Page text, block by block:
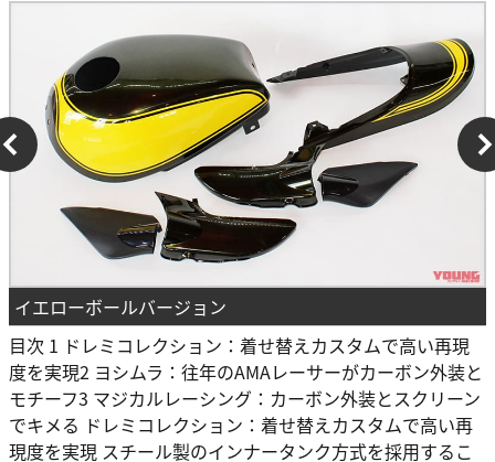
イエローボールバージョン
目次 1 ドレミコレクション：着せ替えカスタムで高い再現
度を実現2 ヨシムラ：往年のAMAレーサーがカーボン外装と
モチーフ3 マジカルレーシング：カーボン外装とスクリーン
でキメる ドレミコレクション：着せ替えカスタムで高い再
現度を実現 スチール製のインナータンク方式を採用するこ